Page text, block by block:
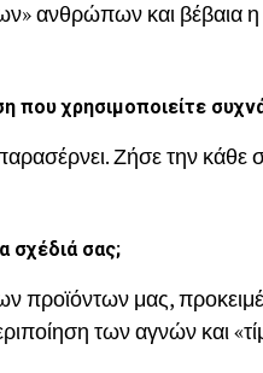
ανθρώπων και βέβαια
που χρησιμοποιείτε
Ζήσε την κάθε
σχέδιά σας;
προϊόντων μας,
των αγνών και